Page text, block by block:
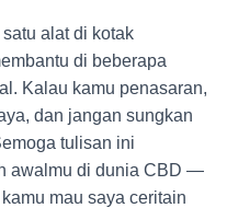
alat di kotak
di beberapa
Kalau kamu penasaran,
dan jangan sungkan
tulisan ini
awalmu di dunia CBD —
mau saya ceritain